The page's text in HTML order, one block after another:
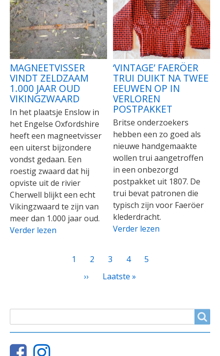
MAGNEETVISSER
VINDT ZELDZAAM
1.000 JAAR OUD
VIKINGZWAARD
In het plaatsje Enslow in
het Engelse Oxfordshire
heeft een magneetvisser
een uiterst bijzondere
vondst gedaan. Een
roestig zwaard dat hij
opviste uit de rivier
Cherwell blijkt een echt
Vikingzwaard te zijn van
meer dan 1.000 jaar oud.
Verder lezen
‘VINTAGE’ FAERÖER
TRUI DUIKT NA TWEE
EEUWEN OP IN
VERLOREN
POSTPAKKET
Britse onderzoekers
hebben een zo goed als
nieuwe handgemaakte
wollen trui aangetroffen
in een onbezorgd
postpakket uit 1807. De
trui bevat patronen die
typisch zijn voor Faeröer
klederdracht.
Verder lezen
Huidige
1 Page
2 Page
3 Page
4 Page
5
Volgende
››
Laatste
Laatste »